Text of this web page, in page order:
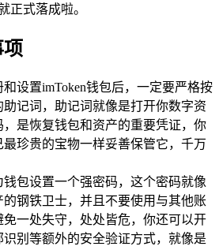
正式落成啦。
项
和设置imToken钱包后，一定要严格按
记词，助记词就像是打开你数字资
，是恢复钱包和资产的重要凭证，你
珍贵的宝物一样妥善保管它，千万
钱包设置一个强密码，这个密码就像
的钢铁卫士，并且不要使用与其他账
免一处失守，处处皆危，你还可以开
别等额外的安全验证方式，就像是